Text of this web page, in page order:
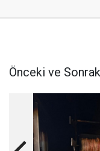
Önceki ve